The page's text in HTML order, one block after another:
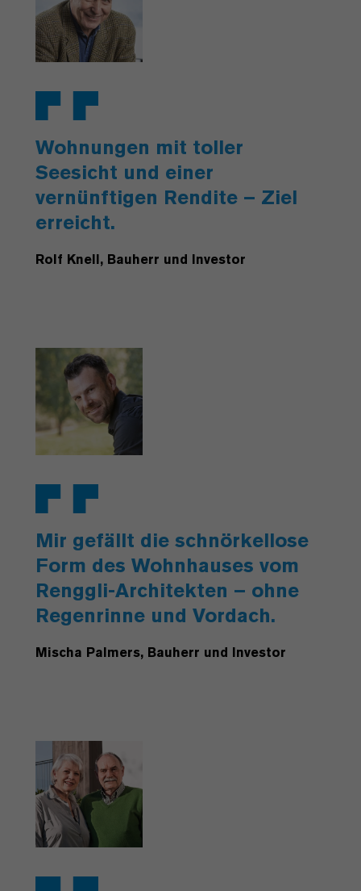
Wohnungen mit toller
Seesicht und einer
vernünftigen Rendite – Ziel
erreicht.
Rolf Knell, Bauherr und Investor
Mir gefällt die schnörkellose
Form des Wohnhauses vom
Renggli-Architekten – ohne
Regenrinne und Vordach.
Mischa Palmers, Bauherr und Investor